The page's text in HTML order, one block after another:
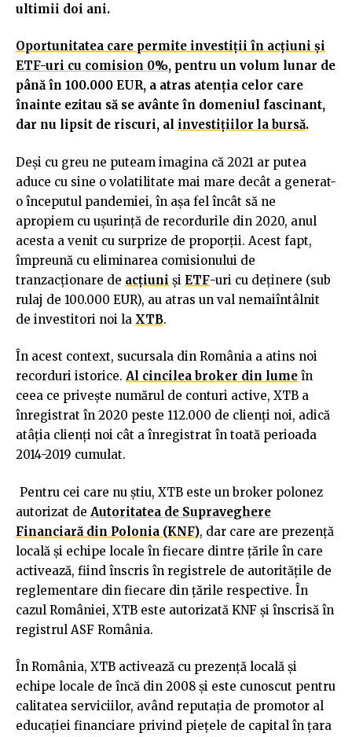
ultimii doi ani.
Oportunitatea care permite investiții în acțiuni și
ETF-uri cu comision 0%, pentru un volum lunar de
până în 100.000 EUR, a atras atenția celor care
înainte ezitau să se avânte în domeniul fascinant,
dar nu lipsit de riscuri, al investițiilor la bursă.
Deși cu greu ne puteam imagina că 2021 ar putea
aduce cu sine o volatilitate mai mare decât a generat-
o începutul pandemiei, în așa fel încât să ne
apropiem cu ușurință de recordurile din 2020, anul
acesta a venit cu surprize de proporții. Acest fapt,
împreună cu eliminarea comisionului de
tranzacționare de acțiuni și ETF-uri cu deținere (sub
rulaj de 100.000 EUR), au atras un val nemaiîntâlnit
de investitori noi la XTB.
În acest context, sucursala din România a atins noi
recorduri istorice. Al cincilea broker din lume în
ceea ce privește numărul de conturi active, XTB a
înregistrat în 2020 peste 112.000 de clienți noi, adică
atâția clienți noi cât a înregistrat în toată perioada
2014-2019 cumulat.
Pentru cei care nu știu, XTB este un broker polonez
autorizat de Autoritatea de Supraveghere
Financiară din Polonia (KNF), dar care are prezență
locală și echipe locale în fiecare dintre țările în care
activează, fiind înscris în registrele de autoritățile de
reglementare din fiecare din țările respective. În
cazul României, XTB este autorizată KNF și înscrisă în
registrul ASF România.
În România, XTB activează cu prezență locală și
echipe locale de încă din 2008 și este cunoscut pentru
calitatea serviciilor, având reputația de promotor al
educației financiare privind piețele de capital în țara